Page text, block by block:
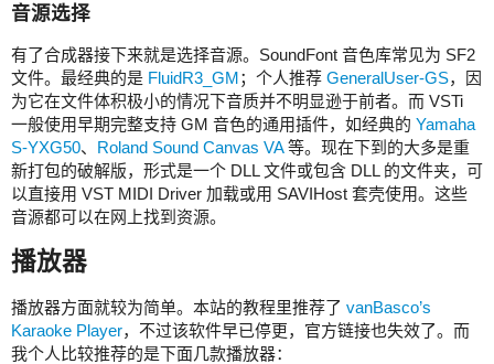
音源选择
有了合成器接下来就是选择音源。SoundFont 音色库常见为 SF2
文件。最经典的是 FluidR3_GM；个人推荐 GeneralUser-GS，因
为它在文件体积极小的情况下音质并不明显逊于前者。而 VSTi
一般使用早期完整支持 GM 音色的通用插件，如经典的 Yamaha
S-YXG50、 Roland Sound Canvas VA等。现在下到的大多是重
新打包的破解版，形式是一个 DLL 文件或包含 DLL 的文件夹，可
以直接用 VST MIDI Driver 加载或用 SAVIHost 套壳使用。这些
音源都可以在网上找到资源。
播放器
播放器方面就较为简单。本站的教程里推荐了 vanBasco’s
Karaoke Player，不过该软件早已停更，官方链接也失效了。而
我个人比较推荐的是下面几款播放器：